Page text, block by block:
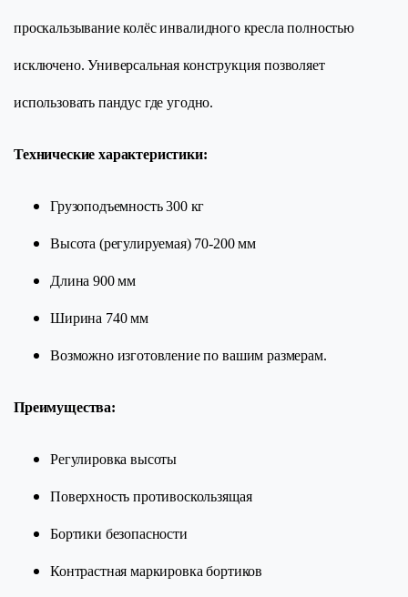
проскальзывание колёс инвалидного кресла полностью
исключено. Универсальная конструкция позволяет
использовать пандус где угодно.
Технические характеристики:
Гру­зо­подъ­ем­ность 300 кг
Вы­со­та (ре­гу­ли­ру­е­мая) 70-200 мм
Дли­на 900 мм
Ши­ри­на 740 мм
Возможно изготовление по вашим размерам.
Преимущества:
Регулировка высоты
По­верх­ность про­ти­вос­коль­зя­щая
Бортики безопасности
Контрастная маркировка бортиков